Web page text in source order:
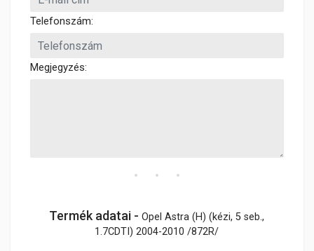
Telefonszám:
Megjegyzés:
Termék adatai -Opel Astra (H) (kézi, 5 seb.,
1.7CDTI) 2004-2010 /872R/